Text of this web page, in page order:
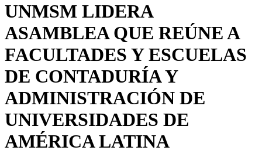
UNMSM LIDERA
ASAMBLEA QUE REÚNE A
FACULTADES Y ESCUELAS
DE CONTADURÍA Y
ADMINISTRACIÓN DE
UNIVERSIDADES DE
AMÉRICA LATINA